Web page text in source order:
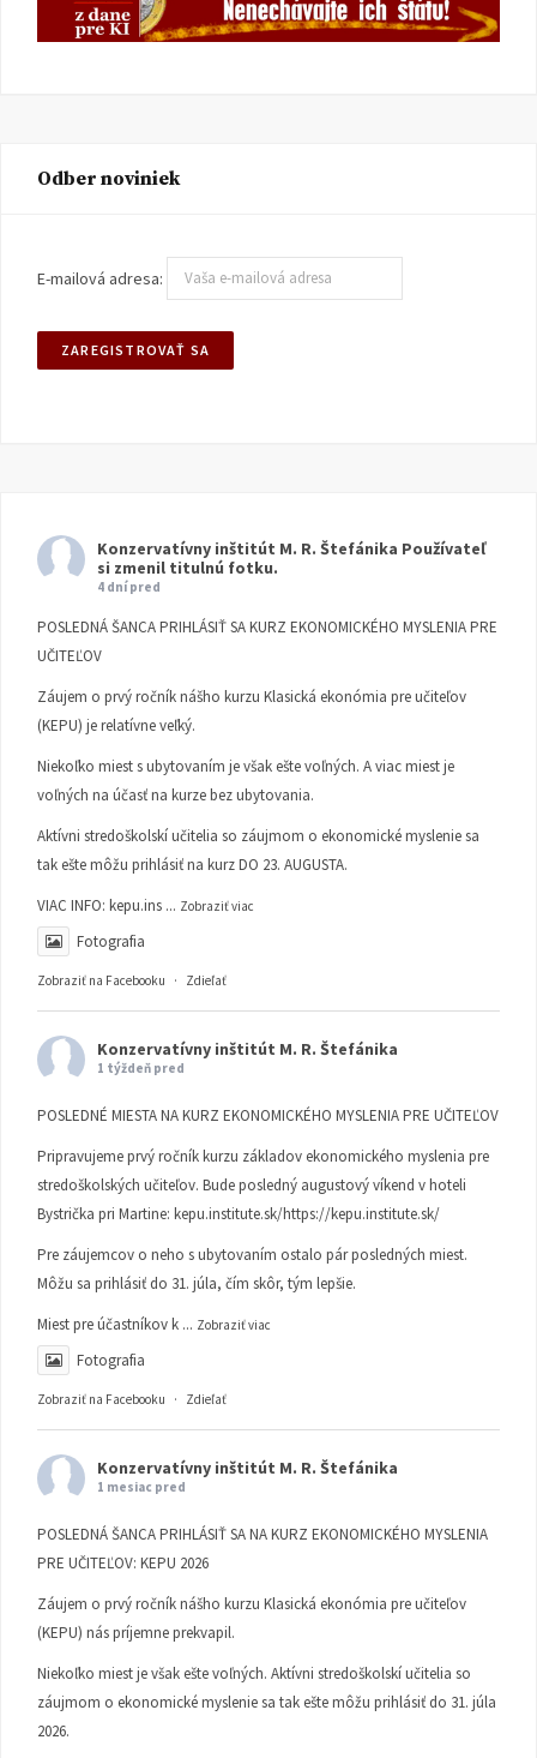
Odber noviniek
E-mailová adresa:
Konzervatívny inštitút M. R. Štefánika Používateľ
si zmenil titulnú fotku.
4 dní pred
POSLEDNÁ ŠANCA PRIHLÁSIŤ SA KURZ EKONOMICKÉHO MYSLENIA PRE
UČITEĽOV
Záujem o prvý ročník nášho kurzu Klasická ekonómia pre učiteľov
(KEPU) je relatívne veľký.
Niekoľko miest s ubytovaním je však ešte voľných. A viac miest je
voľných na účasť na kurze bez ubytovania.
Aktívni stredoškolskí učitelia so záujmom o ekonomické myslenie sa
tak ešte môžu prihlásiť na kurz DO 23. AUGUSTA.
VIAC INFO: kepu.ins ... Zobraziť viac
Fotografia
Zobraziť na Facebooku · Zdieľať
Konzervatívny inštitút M. R. Štefánika
1 týždeň pred
POSLEDNÉ MIESTA NA KURZ EKONOMICKÉHO MYSLENIA PRE UČITEĽOV
Pripravujeme prvý ročník kurzu základov ekonomického myslenia pre
stredoškolských učiteľov. Bude posledný augustový víkend v hoteli
Bystrička pri Martine: kepu.institute.sk/https://kepu.institute.sk/
Pre záujemcov o neho s ubytovaním ostalo pár posledných miest.
Môžu sa prihlásiť do 31. júla, čím skôr, tým lepšie.
Miest pre účastníkov k ... Zobraziť viac
Fotografia
Zobraziť na Facebooku · Zdieľať
Konzervatívny inštitút M. R. Štefánika
1 mesiac pred
POSLEDNÁ ŠANCA PRIHLÁSIŤ SA NA KURZ EKONOMICKÉHO MYSLENIA
PRE UČITEĽOV: KEPU 2026
Záujem o prvý ročník nášho kurzu Klasická ekonómia pre učiteľov
(KEPU) nás príjemne prekvapil.
Niekoľko miest je však ešte voľných. Aktívni stredoškolskí učitelia so
záujmom o ekonomické myslenie sa tak ešte môžu prihlásiť do 31. júla
2026.